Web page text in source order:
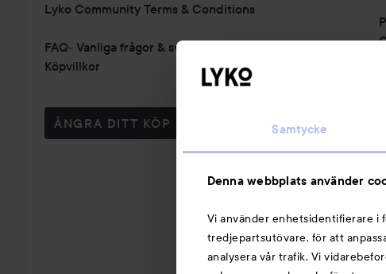
Samtycke
Denna webbplats använder
Vi använder enhetsidentifierare i
tredjepartsutövare, för att
analysera vår trafik. Vi
Lyko Community Terms & Conditions
FAQ- Vanliga frågor & svar
Köpvillkor
ÅNGRA DITT KÖP